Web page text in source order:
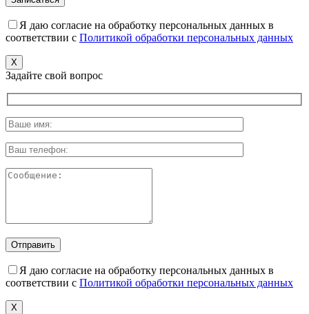
Я даю согласие на обработку персональных данных в
соответствии с Политикой обработки персональных данных
X
Задайте свой вопрос
Я даю согласие на обработку персональных данных в
соответствии с Политикой обработки персональных данных
X